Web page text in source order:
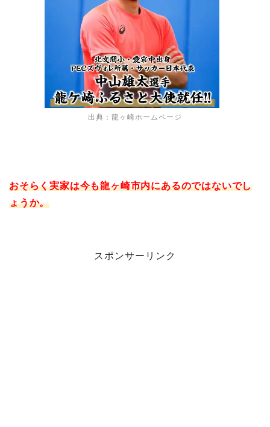
出典：龍ヶ崎ホームページ
おそらく実家は今も龍ヶ崎市内にあるのではないでし
ょうか。
スポンサーリンク